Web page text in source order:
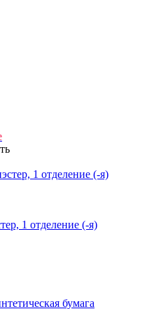
1 отделение (-я)